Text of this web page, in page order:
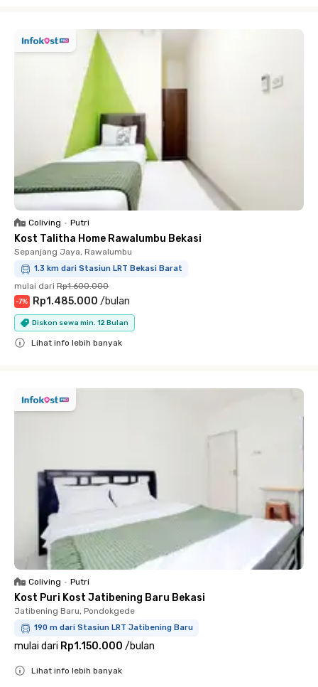
Coliving • Putri
Kost Talitha Home Rawalumbu Bekasi
Sepanjang Jaya, Rawalumbu
1.3 km dari Stasiun LRT Bekasi Barat
mulai dari Rp1.600.000
-7% Rp1.485.000 /bulan
Diskon sewa min. 12 Bulan
Lihat info lebih banyak
Coliving • Putri
Kost Puri Kost Jatibening Baru Bekasi
Jatibening Baru, Pondokgede
190 m dari Stasiun LRT Jatibening Baru
mulai dari Rp1.150.000 /bulan
Lihat info lebih banyak